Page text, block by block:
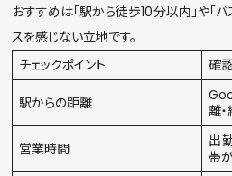
おすすめは「駅から徒歩10分以内」や「
スを感じない立地です。
チェックポイント
確
駅からの距離
離
営業時間
出
帯